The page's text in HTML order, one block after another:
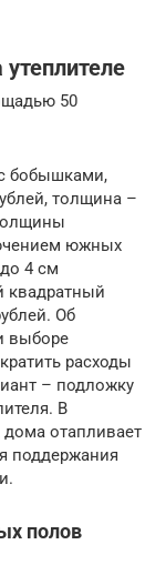
50
бобышками,
толщина –
южных
4 см
квадратный
Об
выборе
расходы
– подложку
В
отапливает
поддержания
полов